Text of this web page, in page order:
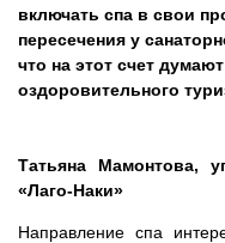
включать спа в свои
пересечения у
что на этот счет
оздоровительного
Татьяна Мамонтова,
«Лаго-Наки»
Направление спа